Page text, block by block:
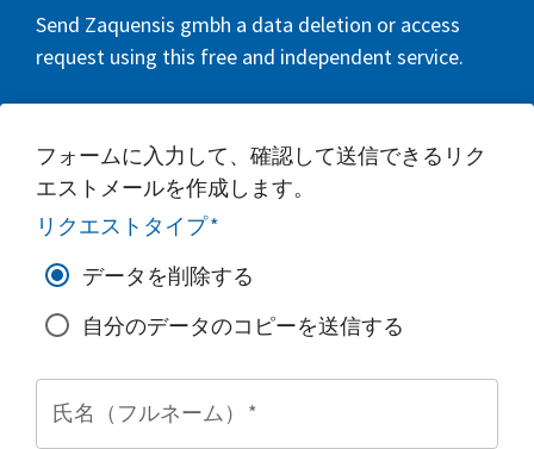
Send Zaquensis gmbh a data deletion or access
request using this free and independent service.
フォームに入力して、確認して送信できるリク
エストメールを作成します。
リクエストタイプ*
データを削除する
自分のデータのコピーを送信する
氏名（フルネーム） *